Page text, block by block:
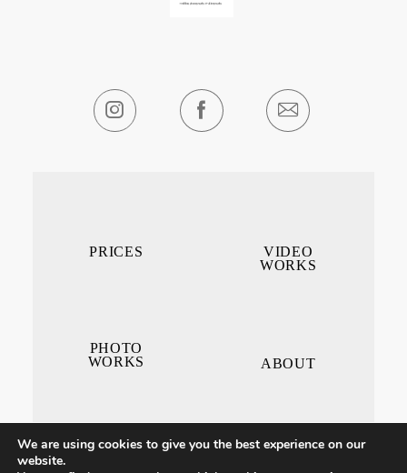
VIDEO
WORKS
ABOUT
PRICES
PHOTO
WORKS
We are using cookies to give you the best experience on our
website.